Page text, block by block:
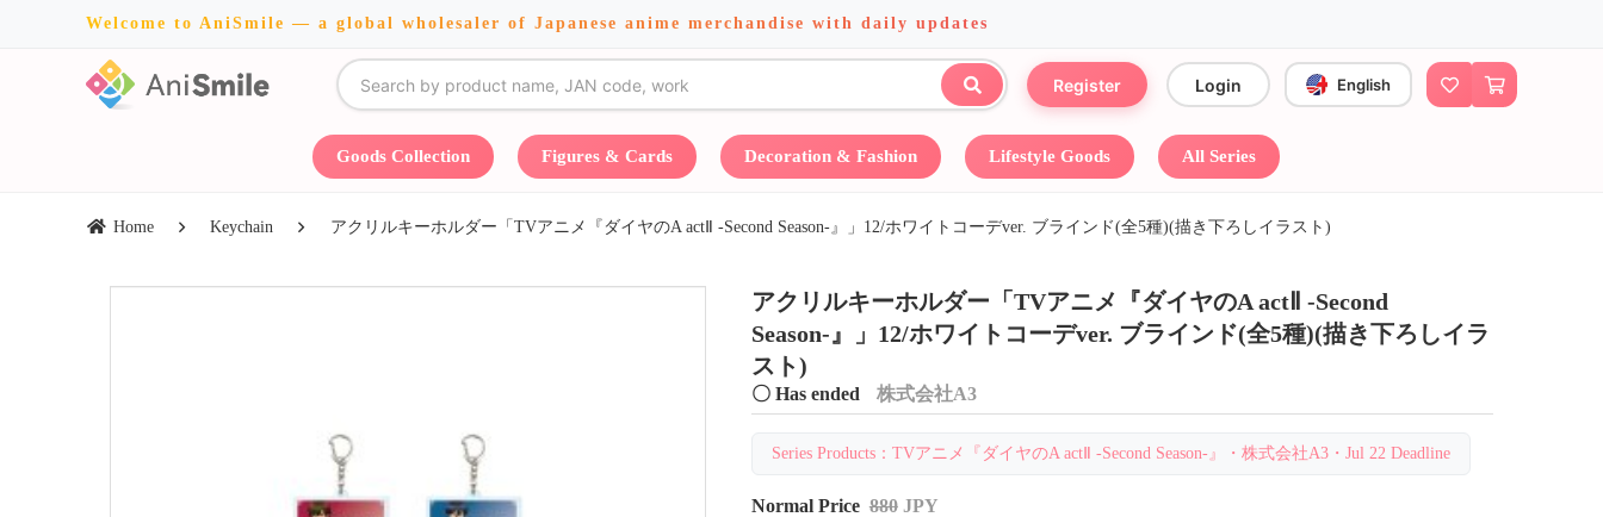
Welcome to AniSmile — a global wholesaler of Japanese anime merchandise with daily updates
Register Login English
Goods Collection Figures & Cards Decoration & Fashion Lifestyle Goods All Series
Home Keychain アクリルキーホルダー「TVアニメ『ダイヤのA actⅡ -Second Season-』」12/ホワイトコーデver. ブラインド(全5種)(描き下ろしイラスト)
アクリルキーホルダー「TVアニメ『ダイヤのA actⅡ -Second
Season-』」12/ホワイトコーデver. ブラインド(全5種)(描き下ろしイラ
スト)
〇 Has ended 株式会社A3
Series Products：TVアニメ『ダイヤのA actⅡ -Second Season-』・株式会社A3・Jul 22 Deadline
Normal Price 880 JPY